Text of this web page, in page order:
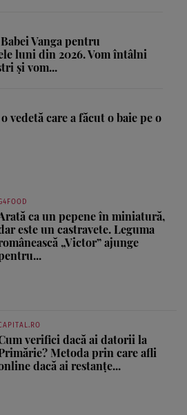
Vanga pentru
luni din 2026. Vom întâlni
și vom...
vedetă care a făcut o baie pe o
ca un pepene în miniatură,
este un castravete. Leguma
„Victor” ajunge
verifici dacă ai datorii la
Metoda prin care afli
dacă ai restanțe...